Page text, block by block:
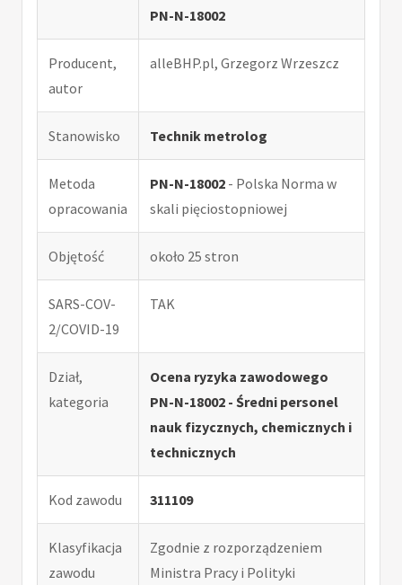
PN-N-18002
Producent,
autor
alleBHP.pl, Grzegorz Wrzeszcz
Stanowisko Technik metrolog
Metoda
opracowania
PN-N-18002 - Polska Norma w
skali pięciostopniowej
Objętość około 25 stron
SARS-COV-
2/COVID-19
TAK
Dział,
kategoria
Ocena ryzyka zawodowego
PN-N-18002 - Średni personel
nauk fizycznych, chemicznych i
technicznych
Kod zawodu 311109
Klasyfikacja
zawodu
Zgodnie z rozporządzeniem
Ministra Pracy i Polityki